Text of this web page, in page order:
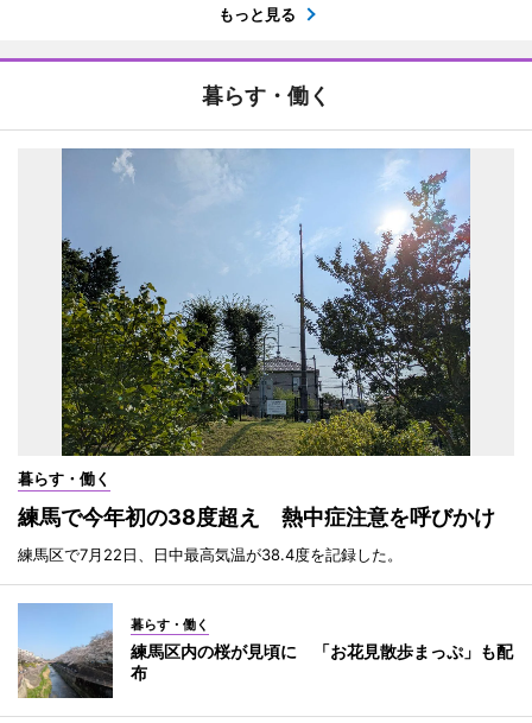
もっと見る
暮らす・働く
暮らす・働く
練馬で今年初の38度超え 熱中症注意を呼びかけ
練馬区で7月22日、日中最高気温が38.4度を記録した。
暮らす・働く
練馬区内の桜が見頃に 「お花見散歩まっぷ」も配
布